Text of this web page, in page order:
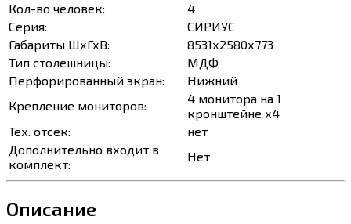
Кол-во человек:
4
Серия:
СИРИУС
Габариты ШхГхВ:
8531х2580х773
Тип столешницы:
МДФ
Перфорированный экран:
Нижний
Крепление мониторов:
4 монитора на 1
кронштейне х4
Тех. отсек:
нет
Дополнительно входит в
комплект:
Нет
Описание